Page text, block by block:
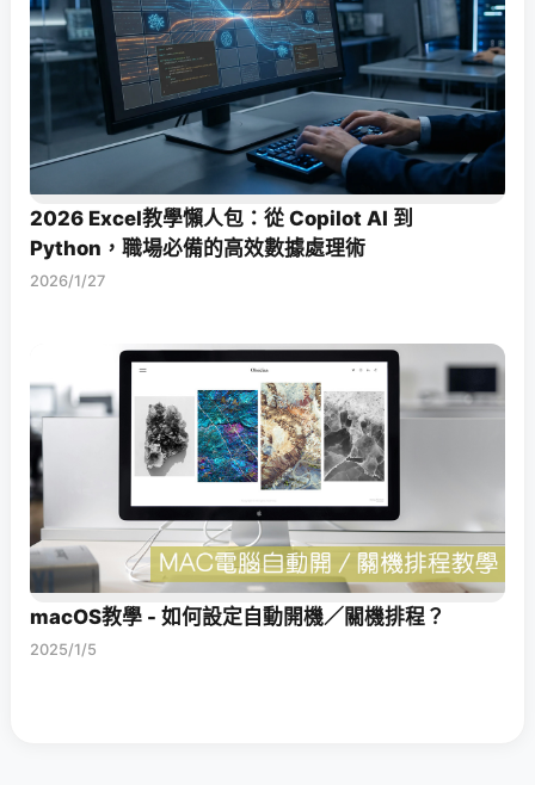
2026 Excel教學懶人包：從 Copilot AI 到
Python，職場必備的高效數據處理術
2026/1/27
macOS教學 - 如何設定自動開機／關機排程？
2025/1/5